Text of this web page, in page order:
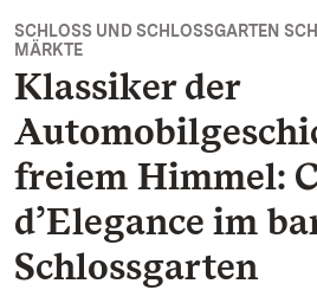
SCHLOSS UND SCHLOSSGARTEN
MÄRKTE
Klassiker der
freiem Himmel:
d’Elegance im
Schlossgarten